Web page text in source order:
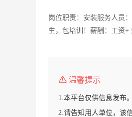
岗位职责：安装服务人员
生，包培训！薪酬：工资+
温馨提示
1.本平台仅供信息发布。
2.请告知用人单位，该